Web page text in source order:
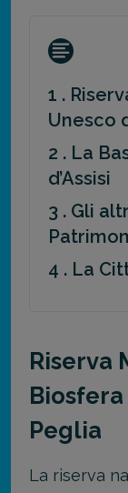
1 .
Unesco
2 . La
d’Assisi
3 . Gli
4 . La
Riserva
Peglia
La riserva